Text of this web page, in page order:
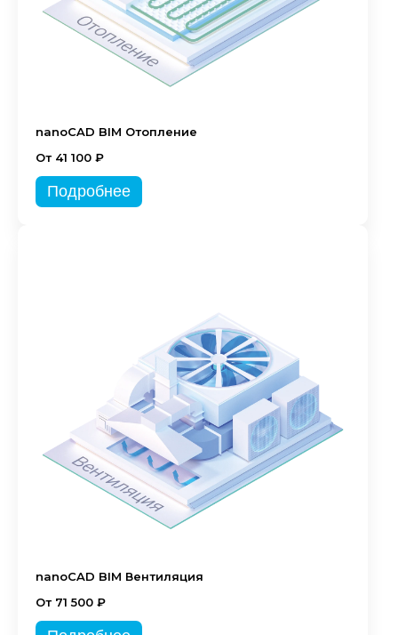
nanoCAD BIM Отопление
От 41 100 ₽
Подробнее
nanoCAD BIM Вентиляция
От 71 500 ₽